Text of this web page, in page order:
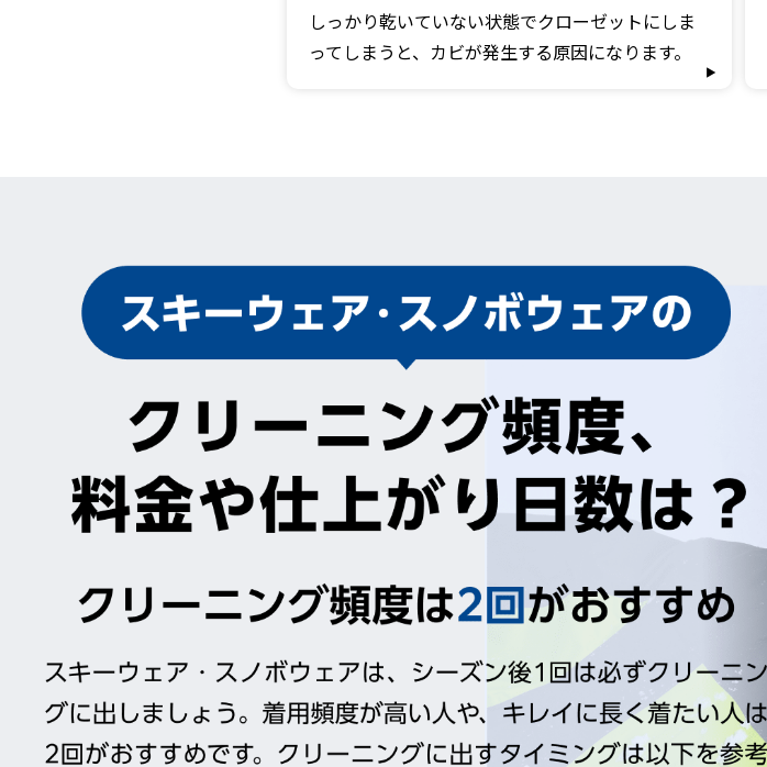
しっかり乾いていない状態でクローゼットにしま
ってしまうと、カビが発生する原因になります。